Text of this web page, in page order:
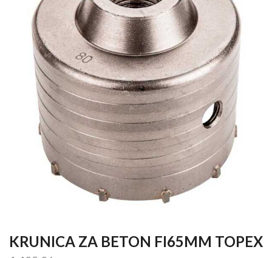
KRUNICA ZA BETON FI65MM TOPEX